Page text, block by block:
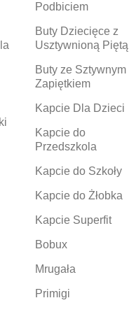
Podbiciem
Buty Dziecięce z
Usztywnioną Piętą
Buty ze Sztywnym
Zapiętkiem
Kapcie Dla Dzieci
Kapcie do
Przedszkola
Kapcie do Szkoły
Kapcie do Żłobka
Kapcie Superfit
Bobux
Mrugała
Primigi